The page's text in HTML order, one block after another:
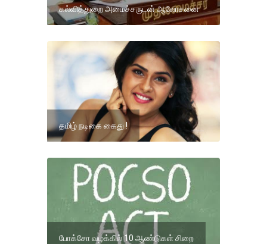
கல்வித்துறை அமைச்சருடன் ஆலோசனை
தமிழ் நடிகை கைது !
போக்சோ வழக்கில் 10 ஆண்டுகள் சிறை